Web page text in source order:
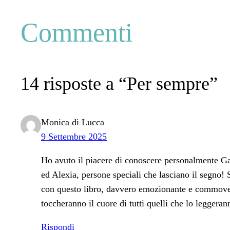
Commenti
14 risposte a “Per sempre”
Monica di Lucca
9 Settembre 2025
Ho avuto il piacere di conoscere personalmente
ed Alexia, persone speciali che lasciano il segno!
con questo libro, davvero emozionante e
toccheranno il cuore di tutti quelli che lo
Rispondi